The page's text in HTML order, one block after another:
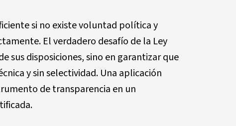
si no existe voluntad política y
El verdadero desafío de la Ley
sus disposiciones, sino en garantizar que
y sin selectividad. Una aplicación
de transparencia en un